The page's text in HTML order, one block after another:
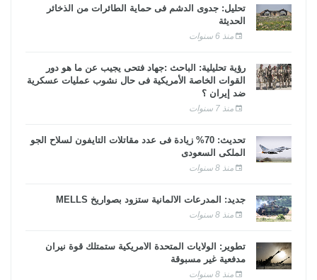
تحليل: جدوى الدشم فى حماية الطائرات من الذخائر
الحديثة
منذ 6 سنوات
رؤية تحليلية: الباحث :جهاد فتحى يجيب عن ما هو دور
القوات الخاصة الأمريكية فى حال نشوب عمليات عسكرية
ضد إيران ؟
منذ 7 سنوات
تحديث: 70% زيادة فى عدد مقاتلات التايفون لسلاح الجو
الملكى السعودى
منذ 8 سنوات
جديد: المدرعات الألمانية ستزود بصواريخ MELLS
منذ 8 سنوات
تطوير: الولايات المتحدة الأمريكية ستمتلك قوة نيران
مدفعية غير مسبوقة
منذ 8 سنوات